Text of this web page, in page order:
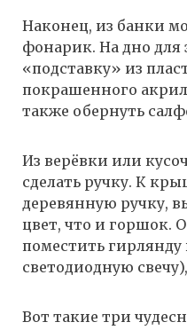
Наконец, из банки
фонарик. На дно для
«подставку» из
покрашенного
также обернуть
Из верёвки или
сделать ручку. К
деревянную ручку,
цвет, что и горшок.
поместить гирлянду
светодиодную
Вот такие три